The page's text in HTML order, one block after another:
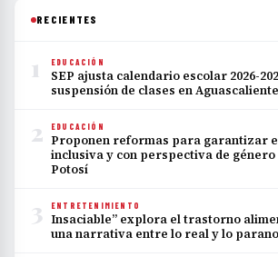
RECIENTES
1 EDUCACIÓN
SEP ajusta calendario escolar 2026-
suspensión de clases en
2 EDUCACIÓN
Proponen reformas para garantizar
inclusiva y con perspectiva de género
Potosí
3 ENTRETENIMIENTO
Insaciable” explora el trastorno
una narrativa entre lo real y lo